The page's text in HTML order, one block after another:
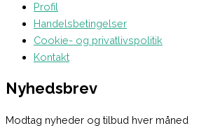
Profil
Handelsbetingelser
Cookie- og privatlivspolitik
Kontakt
Nyhedsbrev
Modtag nyheder og tilbud hver måned